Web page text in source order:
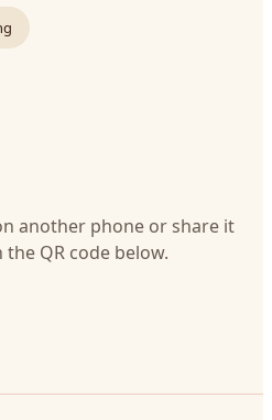
another phone or share it
QR code below.